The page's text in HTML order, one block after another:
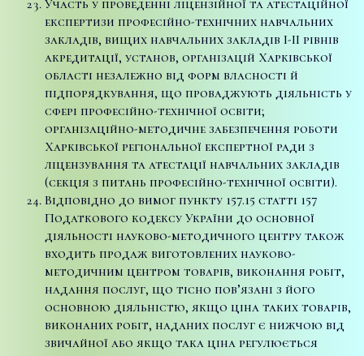
Участь у проведенні ліцензійної та атестаційної
експертизи професійно-технічних навчальних
закладів, вищих навчальних закладів І-ІІ рівнів
акредитації, установ, організацій Харківської
області незалежно від форм власності й
підпорядкування, що проваджують діяльність у
сфері професійно-технічної освіти;
організаційно-методичне забезпечення роботи
Харківської регіональної експертної ради з
ліцензування та атестації навчальних закладів
(секція з питань професійно-технічної освіти).
Відповідно до вимог пункту 157.15 статті 157
Податкового кодексу України до основної
діяльності науково-методичного центру також
входить продаж виготовлених науково-
методичним центром товарів, виконання робіт,
надання послуг, що тісно пов’язані з його
основною діяльністю, якщо ціна таких товарів,
виконаних робіт, наданих послуг є нижчою від
звичайної або якщо така ціна регулюється